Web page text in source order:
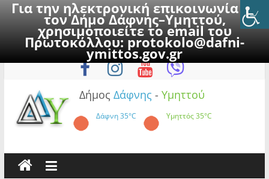
Για την ηλεκτρονική επικοινωνία με
τον Δήμο Δάφνης–Υμηττού,
χρησιμοποιείτε το email του
Πρωτοκόλλου:protokolo@dafni-
ymittos.gov.gr
to
Σάββατο, 8 Αυγούστου 2026
Δήμος Δάφνης - Υμηττού
Δάφνη35°C Υμηττός35°C